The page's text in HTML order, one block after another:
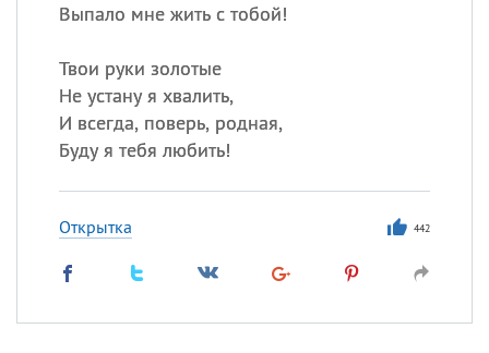
Выпало мне жить с тобой!
Твои руки золотые
Не устану я хвалить,
И всегда, поверь, родная,
Буду я тебя любить!
Открытка 442